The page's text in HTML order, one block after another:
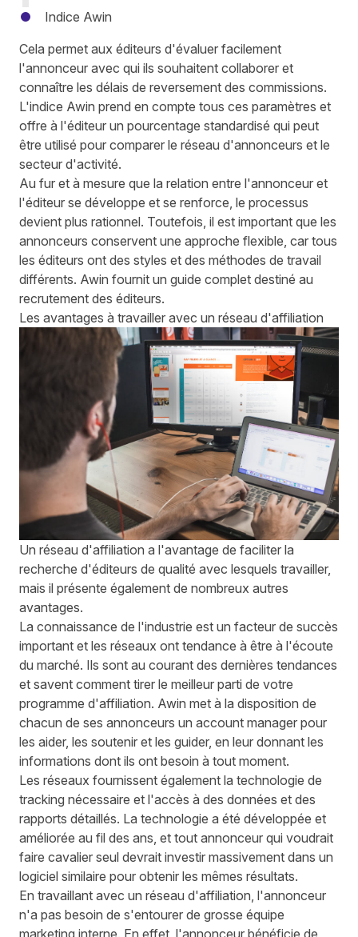
Indice Awin
Cela permet aux éditeurs d'évaluer facilement
l'annonceur avec qui ils souhaitent collaborer et
connaître les délais de reversement des commissions.
L'indice Awin prend en compte tous ces paramètres et
offre à l'éditeur un pourcentage standardisé qui peut
être utilisé pour comparer le réseau d'annonceurs et le
secteur d'activité.
Au fur et à mesure que la relation entre l'annonceur et
l'éditeur se développe et se renforce, le processus
devient plus rationnel. Toutefois, il est important que les
annonceurs conservent une approche flexible, car tous
les éditeurs ont des styles et des méthodes de travail
différents. Awin fournit un guide complet destiné au
recrutement des éditeurs.
Les avantages à travailler avec un réseau d'affiliation
Un réseau d'affiliation a l'avantage de faciliter la
recherche d'éditeurs de qualité avec lesquels travailler,
mais il présente également de nombreux autres
avantages.
La connaissance de l'industrie est un facteur de succès
important et les réseaux ont tendance à être à l'écoute
du marché. Ils sont au courant des dernières tendances
et savent comment tirer le meilleur parti de votre
programme d'affiliation. Awin met à la disposition de
chacun de ses annonceurs un account manager pour
les aider, les soutenir et les guider, en leur donnant les
informations dont ils ont besoin à tout moment.
Les réseaux fournissent également la technologie de
tracking nécessaire et l'accès à des données et des
rapports détaillés. La technologie a été développée et
améliorée au fil des ans, et tout annonceur qui voudrait
faire cavalier seul devrait investir massivement dans un
logiciel similaire pour obtenir les mêmes résultats.
En travaillant avec un réseau d'affiliation, l'annonceur
n'a pas besoin de s'entourer de grosse équipe